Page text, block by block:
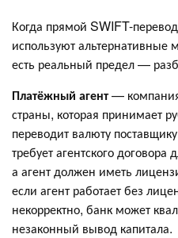
Когда прямой SWIFT-
используют
есть реальный предел —
Платёжный агент—
страны, которая принимает
переводит валюту
требует агентского
а агент должен иметь
если агент работает без
некорректно, банк может
незаконный вывод капитала.